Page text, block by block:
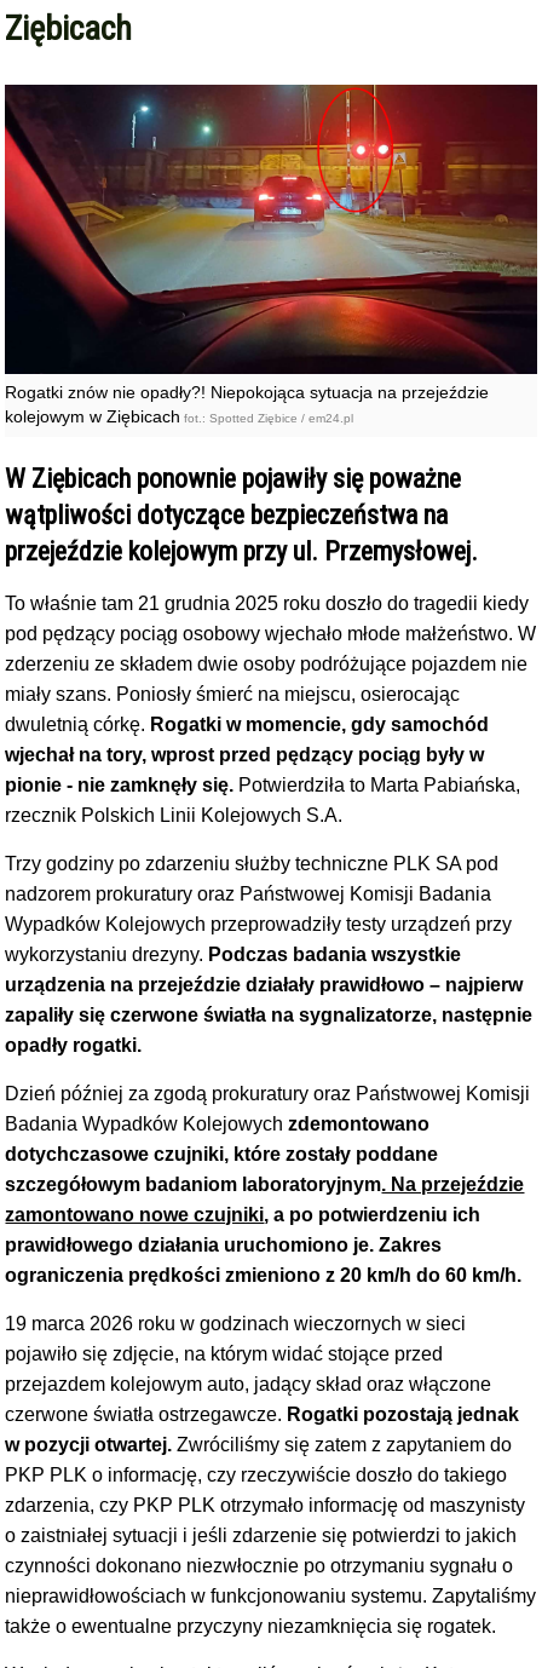
Ziębicach
Rogatki znów nie opadły?! Niepokojąca sytuacja na przejeździe
kolejowym w Ziębicach fot.: Spotted Ziębice / em24.pl
W Ziębicach ponownie pojawiły się poważne
wątpliwości dotyczące bezpieczeństwa na
przejeździe kolejowym przy ul. Przemysłowej.
To właśnie tam 21 grudnia 2025 roku doszło do tragedii kiedy
pod pędzący pociąg osobowy wjechało młode małżeństwo. W
zderzeniu ze składem dwie osoby podróżujące pojazdem nie
miały szans. Poniosły śmierć na miejscu, osierocając
dwuletnią córkę. Rogatki w momencie, gdy samochód
wjechał na tory, wprost przed pędzący pociąg były w
pionie - nie zamknęły się. Potwierdziła to Marta Pabiańska,
rzecznik Polskich Linii Kolejowych S.A.
Trzy godziny po zdarzeniu służby techniczne PLK SA pod
nadzorem prokuratury oraz Państwowej Komisji Badania
Wypadków Kolejowych przeprowadziły testy urządzeń przy
wykorzystaniu drezyny. Podczas badania wszystkie
urządzenia na przejeździe działały prawidłowo – najpierw
zapaliły się czerwone światła na sygnalizatorze, następnie
opadły rogatki.
Dzień późniejza zgodą prokuratury oraz Państwowej Komisji
Badania Wypadków Kolejowychzdemontowano
dotychczasowe czujniki, które zostały poddane
szczegółowym badaniom laboratoryjnym. Na przejeździe
zamontowano nowe czujniki, a po potwierdzeniu ich
prawidłowego działania uruchomiono je. Zakres
ograniczenia prędkości zmieniono z 20 km/h do 60 km/h.
19 marca 2026 roku w godzinach wieczornych w sieci
pojawiło się zdjęcie, na którym widać stojące przed
przejazdem kolejowym auto, jadący skład oraz włączone
czerwone światła ostrzegawcze. Rogatki pozostają jednak
w pozycji otwartej.Zwróciliśmy się zatem z zapytaniem do
PKP PLK o informację, czy rzeczywiście doszło do takiego
zdarzenia, czy PKP PLK otrzymało informację od maszynisty
o zaistniałej sytuacji i jeśli zdarzenie się potwierdzi to jakich
czynności dokonano niezwłocznie po otrzymaniu sygnału o
nieprawidłowościach w funkcjonowaniu systemu. Zapytaliśmy
także o ewentualne przyczyny niezamknięcia się rogatek.